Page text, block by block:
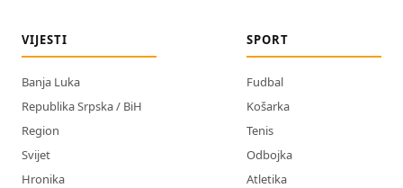
VIJESTI
Banja Luka
Republika Srpska / BiH
Region
Svijet
Hronika
SPORT
Fudbal
Košarka
Tenis
Odbojka
Atletika